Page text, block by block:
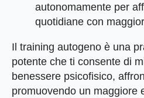
autonomamente per
quotidiane con
Il training autogeno è una
potente che ti consente di
benessere psicofisico,
promuovendo un maggiore